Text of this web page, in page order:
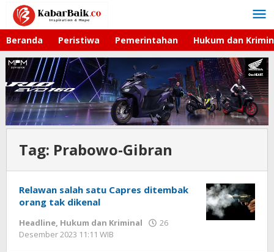
Lewati
konten
Beranda Peristiwa Pemerintahan Hukum dan
Tag: Prabowo-Gibran
Relawan salah satu Capres ditembak
orang tak dikenal
Headline, Hukum dan Kriminal
26
Desember 2023 11:11 WIB